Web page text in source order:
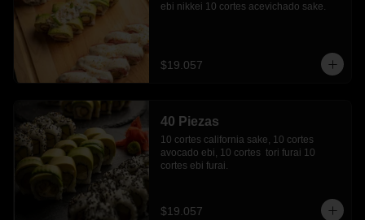
ebi nikkei 10 cortes acevichado sake.
$19.057
40 Piezas
10 cortes california sake, 10 cortes
avocado ebi, 10 cortes  tori furai 10
cortes ebi furai.
$19.057